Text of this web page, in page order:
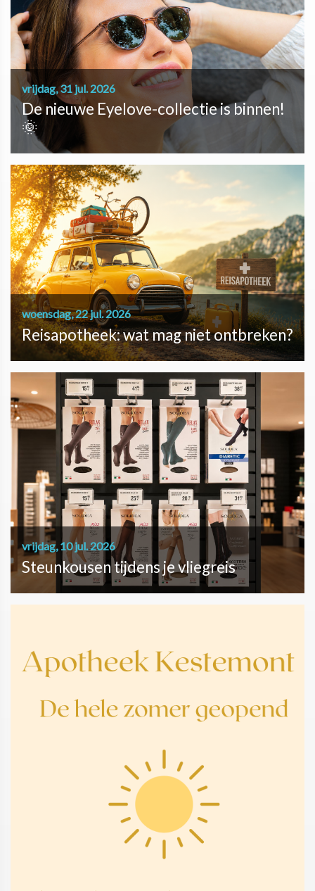
vrijdag, 31 jul. 2026
De nieuwe Eyelove-collectie is binnen!
🌞
woensdag, 22 jul. 2026
Reisapotheek: wat mag niet ontbreken?
vrijdag, 10 jul. 2026
Steunkousen tijdens je vliegreis